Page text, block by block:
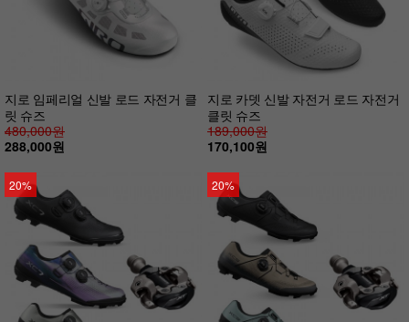
지로 임페리얼 신발 로드 자전거 클
릿 슈즈
480,000원
288,000원
지로 카뎃 신발 자전거 로드 자전거
클릿 슈즈
189,000원
170,100원
20% 20%